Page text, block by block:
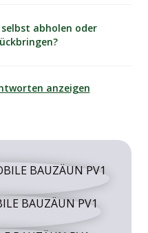
abholen oder
anzeigen